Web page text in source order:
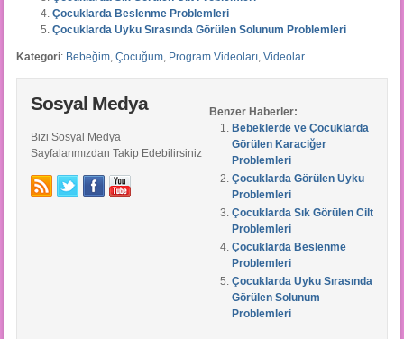
Çocuklarda Beslenme Problemleri
Çocuklarda Uyku Sırasında Görülen Solunum Problemleri
Kategori: Bebeğim, Çocuğum, Program Videoları, Videolar
Benzer Haberler:
Bebeklerde ve Çocuklarda
Görülen Karaciğer
Problemleri
Çocuklarda Görülen Uyku
Problemleri
Çocuklarda Sık Görülen Cilt
Problemleri
Çocuklarda Beslenme
Problemleri
Çocuklarda Uyku Sırasında
Görülen Solunum
Problemleri
Sosyal Medya
Bizi Sosyal Medya
Sayfalarımızdan Takip Edebilirsiniz